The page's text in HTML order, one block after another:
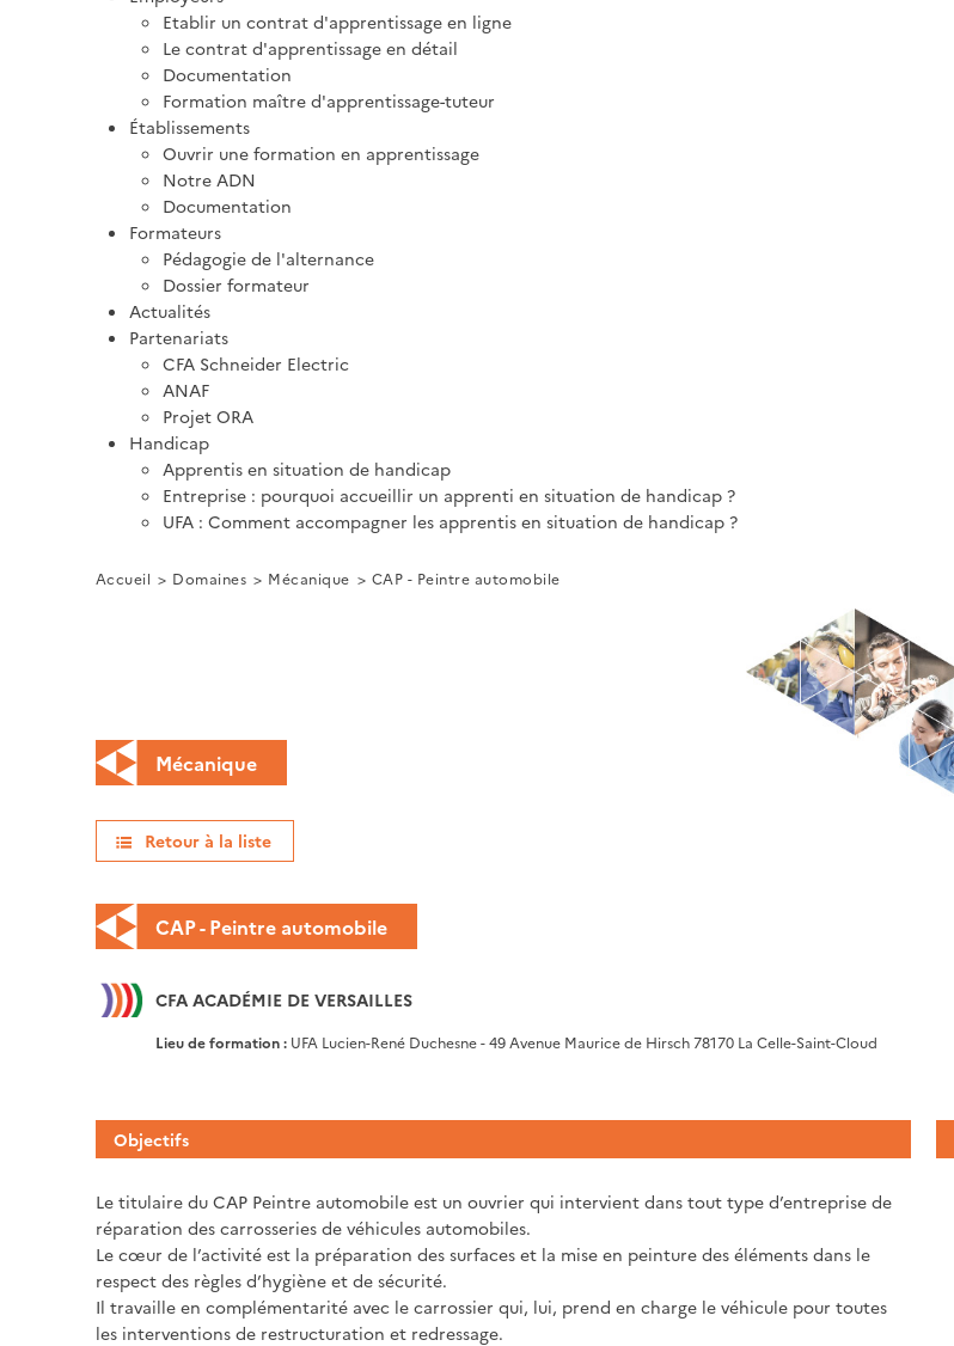
Etablir un contrat d'apprentissage en ligne
Le contrat d'apprentissage en détail
Documentation
Formation maître d'apprentissage-tuteur
Établissements
Ouvrir une formation en apprentissage
Notre ADN
Documentation
Formateurs
Pédagogie de l'alternance
Dossier formateur
Actualités
Partenariats
CFA Schneider Electric
ANAF
Projet ORA
Handicap
Apprentis en situation de handicap
Entreprise : pourquoi accueillir un apprenti en situation de handicap ?
UFA : Comment accompagner les apprentis en situation de handicap ?
Accueil Domaines Mécanique CAP - Peintre automobile
Mécanique
Retour à la liste
CAP - Peintre automobile
CFA ACADÉMIE DE VERSAILLES
Lieu de formation : UFA Lucien-René Duchesne - 49 Avenue Maurice de Hirsch 78170 La Celle-Saint-Cloud
Objectifs
Le titulaire du CAP Peintre automobile est un ouvrier qui intervient dans tout type d’entreprise de
réparation des carrosseries de véhicules automobiles.
Le cœur de l’activité est la préparation des surfaces et la mise en peinture des éléments dans le
respect des règles d’hygiène et de sécurité.
Il travaille en complémentarité avec le carrossier qui, lui, prend en charge le véhicule pour toutes
les interventions de restructuration et redressage.